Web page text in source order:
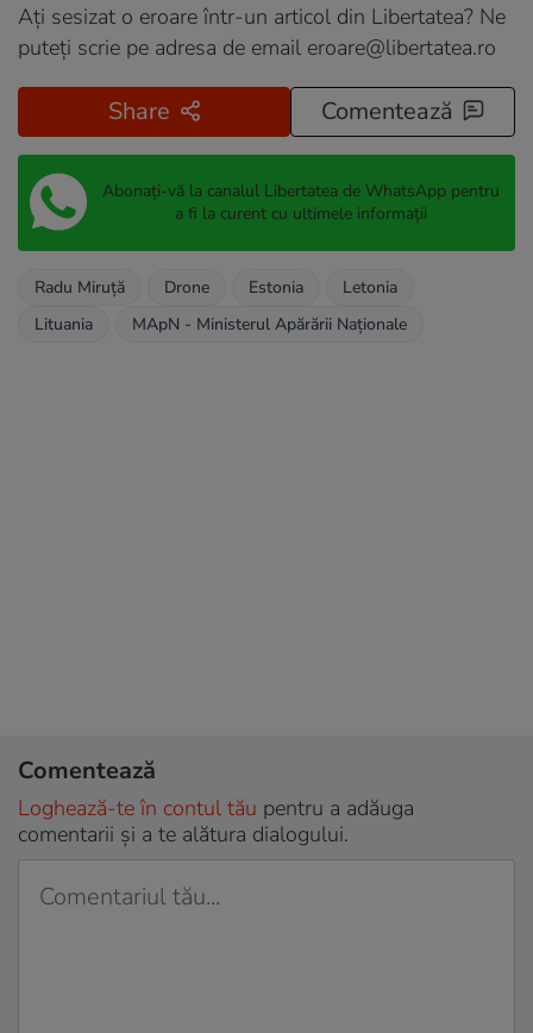
Ați sesizat o eroare într-un articol din Libertatea? Ne
puteți scrie pe adresa de email eroare@libertatea.ro
Share Comentează
Abonați-vă la canalul Libertatea de WhatsApp pentru
a fi la curent cu ultimele informații
Radu Miruță Drone Estonia
Letonia
Lituania
MApN - Ministerul Apărării Naționale
Comentează
Loghează-te în contul tău pentru a adăuga
comentarii și a te alătura dialogului.